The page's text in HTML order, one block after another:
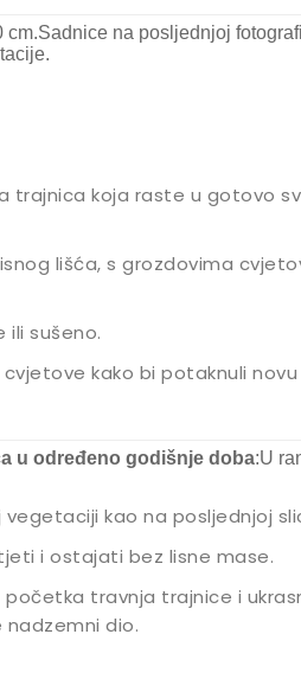
cm.Sadnice na posljednjoj
trajnica koja raste u gotovo
lišća, s grozdovima
ili sušeno.
kako bi potaknuli
u određeno godišnje doba:U
kao na posljednjoj
i ostajati bez lisne mase.
travnja trajnice i
dio.